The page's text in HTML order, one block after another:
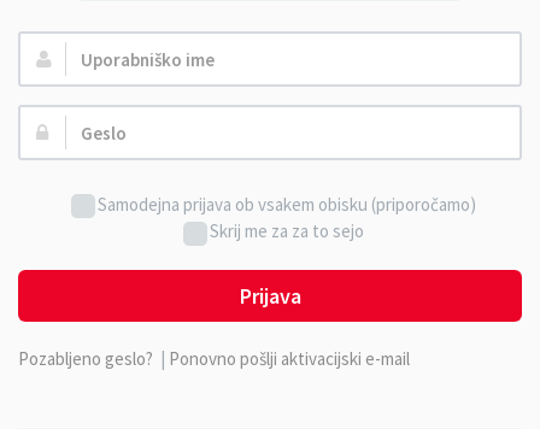
Uporabniško
ime:
Geslo:
Samodejna prijava ob vsakem obisku (priporočamo)
Skrij me za za to sejo
Prijava
Pozabljeno geslo? | Ponovno pošlji aktivacijski e-mail